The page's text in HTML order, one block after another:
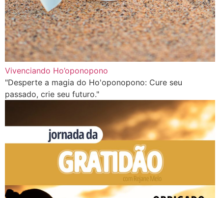
Vivenciando Ho’oponopono
"Desperte a magia do Ho'oponopono: Cure seu
passado, crie seu futuro."